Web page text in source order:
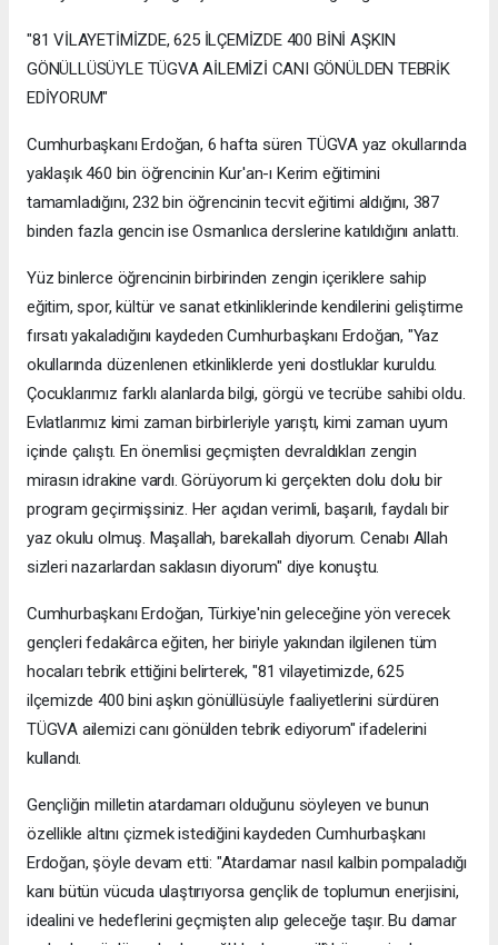
"81 VİLAYETİMİZDE, 625 İLÇEMİZDE 400 BİNİ AŞKIN
GÖNÜLLÜSÜYLE TÜGVA AİLEMİZİ CANI GÖNÜLDEN TEBRİK
EDİYORUM"
Cumhurbaşkanı Erdoğan, 6 hafta süren TÜGVA yaz okullarında
yaklaşık 460 bin öğrencinin Kur'an-ı Kerim eğitimini
tamamladığını, 232 bin öğrencinin tecvit eğitimi aldığını, 387
binden fazla gencin ise Osmanlıca derslerine katıldığını anlattı.
Yüz binlerce öğrencinin birbirinden zengin içeriklere sahip
eğitim, spor, kültür ve sanat etkinliklerinde kendilerini geliştirme
fırsatı yakaladığını kaydeden Cumhurbaşkanı Erdoğan, "Yaz
okullarında düzenlenen etkinliklerde yeni dostluklar kuruldu.
Çocuklarımız farklı alanlarda bilgi, görgü ve tecrübe sahibi oldu.
Evlatlarımız kimi zaman birbirleriyle yarıştı, kimi zaman uyum
içinde çalıştı. En önemlisi geçmişten devraldıkları zengin
mirasın idrakine vardı. Görüyorum ki gerçekten dolu dolu bir
program geçirmişsiniz. Her açıdan verimli, başarılı, faydalı bir
yaz okulu olmuş. Maşallah, barekallah diyorum. Cenabı Allah
sizleri nazarlardan saklasın diyorum" diye konuştu.
Cumhurbaşkanı Erdoğan, Türkiye'nin geleceğine yön verecek
gençleri fedakârca eğiten, her biriyle yakından ilgilenen tüm
hocaları tebrik ettiğini belirterek, "81 vilayetimizde, 625
ilçemizde 400 bini aşkın gönüllüsüyle faaliyetlerini sürdüren
TÜGVA ailemizi canı gönülden tebrik ediyorum" ifadelerini
kullandı.
Gençliğin milletin atardamarı olduğunu söyleyen ve bunun
özellikle altını çizmek istediğini kaydeden Cumhurbaşkanı
Erdoğan, şöyle devam etti: "Atardamar nasıl kalbin pompaladığı
kanı bütün vücuda ulaştırıyorsa gençlik de toplumun enerjisini,
idealini ve hedeflerini geçmişten alıp geleceğe taşır. Bu damar